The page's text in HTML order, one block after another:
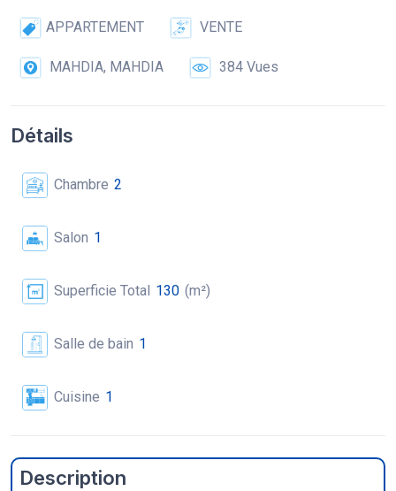
APPARTEMENT VENTE
MAHDIA, MAHDIA 384 Vues
Détails
Chambre 2
Salon 1
Superficie Total 130 (m²)
Salle de bain 1
Cuisine 1
Description